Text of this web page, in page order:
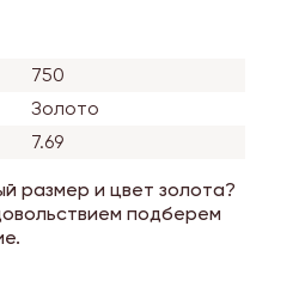
750
Золото
7.69
размер и цвет золота?
подберем